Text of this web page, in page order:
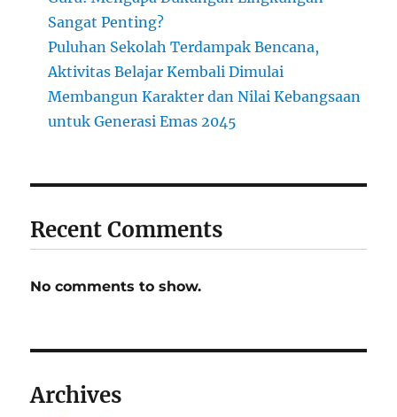
Sangat Penting?
Puluhan Sekolah Terdampak Bencana,
Aktivitas Belajar Kembali Dimulai
Membangun Karakter dan Nilai Kebangsaan
untuk Generasi Emas 2045
Recent Comments
No comments to show.
Archives